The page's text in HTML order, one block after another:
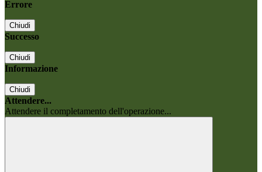
Errore
Chiudi
Successo
Chiudi
Informazione
Chiudi
Attendere...
Attendere il completamento dell'operazione...